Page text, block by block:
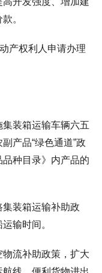
。
产权利人申请办理
集装箱运输车辆六五
产品“绿色通道”政
种目录》内产品的
集装箱运输补助政
输时间。
物流补助政策，扩大